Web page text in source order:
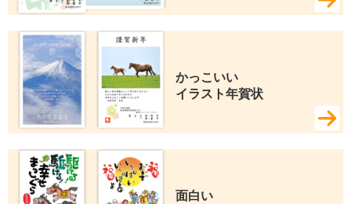
かっこいい
イラスト年賀状
面白い